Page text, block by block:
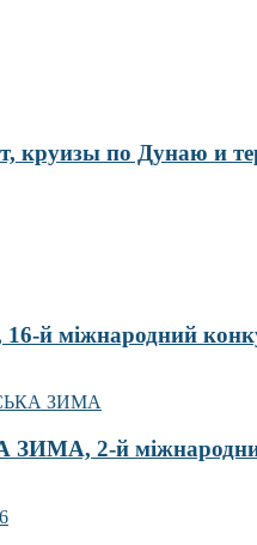
круизы по Дунаю и
й міжнародний
2-й